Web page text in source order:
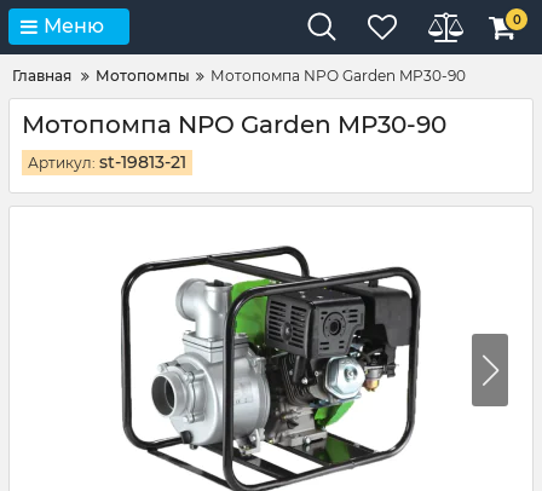
Меню 0
Главная Мотопомпы Мотопомпа NPO Garden MP30-90
Мотопомпа NPO Garden MP30-90
Артикул: st-19813-21